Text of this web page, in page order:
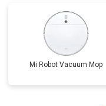
Mi Robot Vacuum Mop